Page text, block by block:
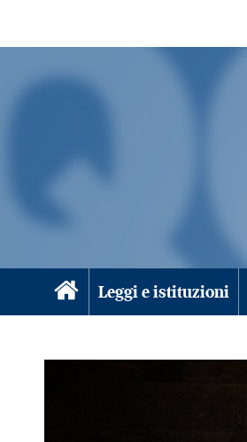
Leggi e istituzioni